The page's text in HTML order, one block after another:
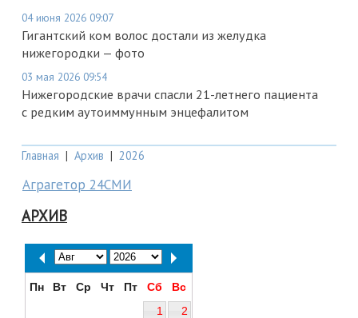
04 июня 2026 09:07
Гигантский ком волос достали из желудка
нижегородки — фото
03 мая 2026 09:54
Нижегородские врачи спасли 21-летнего пациента
с редким аутоиммунным энцефалитом
Главная | Архив | 2026
Аграгетор 24СМИ
АРХИВ
Пн Вт Ср Чт Пт Сб
Вс
1
2